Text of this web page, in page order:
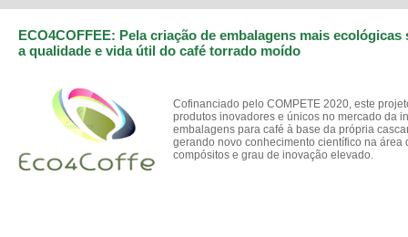
ECO4COFFEE: Pela criação de embalagens mais
a qualidade e vida útil do café torrado moído
Cofinanciado pelo COMPETE 2020, este
produtos inovadores e únicos no mercado da
embalagens para café à base da própria
gerando novo conhecimento científico na área
compósitos e grau de inovação elevado.